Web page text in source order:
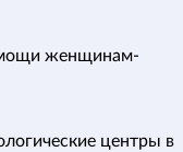
женщинам-
центры в